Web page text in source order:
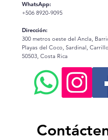
WhatsApp:
+506 8920-9095
Dirección:
300 metros oeste del Ancla,
Playas del Coco, Sardinal,
50503, Costa Rica